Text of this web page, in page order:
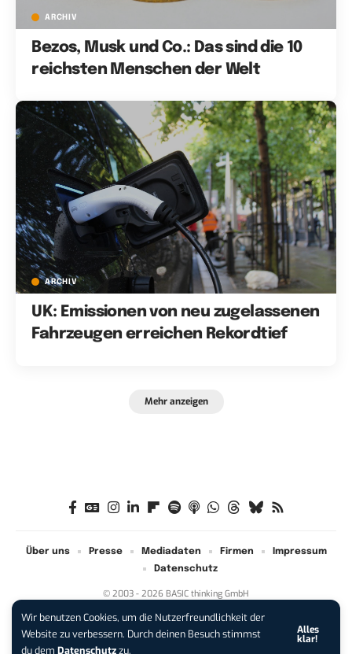
Wir benutzen Cookies, um die Nutzerfreundlichkeit der
Website zu verbessern. Durch deinen Besuch stimmst
du dem Datenschutzzu.
Alles
klar!
ARCHIV
Bezos, Musk und Co.: Das sind die 10
reichsten Menschen der Welt
ARCHIV
UK: Emissionen von neu zugelassenen
Fahrzeugen erreichen Rekordtief
Mehr anzeigen
© 2003 - 2026 BASIC thinking GmbH
Über uns Presse Mediadaten Firmen
Impressum
Datenschutz
iPhone 17 Pro sichern:Für 1 € +
200 € Hardware-Bonus!